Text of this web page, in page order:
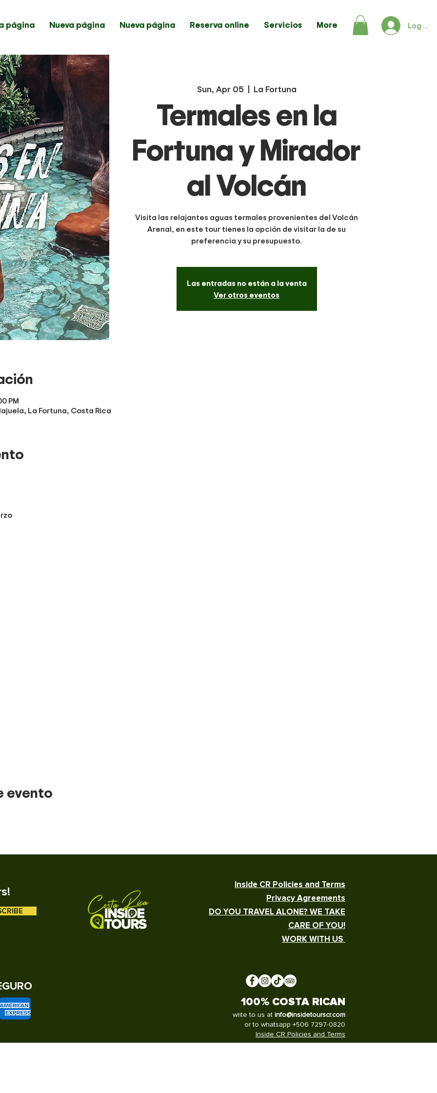
página Nueva página Nueva página Reserva online Servicios More Log In
Sun, Apr 05
  |
La Fortuna
Termales en la
Fortuna y Mirador
al Volcán
Visita las relajantes aguas termales provenientes del Volcán
Arenal, en este tour tienes la opción de visitar la de su
preferencia y su presupuesto.
Las entradas no están a la venta
Ver otros eventos
PM
La Fortuna, Costa Rica
DE RESERVA
OPERAR
evento
Inside CR Policies and Terms
Privacy Agreements
DO YOU TRAVEL ALONE? WE TAKE
CARE OF YOU!
WORK WITH US
100% COSTA RICAN
write to us at info@insidetourscr.com
or to whatsapp +506 7297-0820
Inside CR Policies and Terms